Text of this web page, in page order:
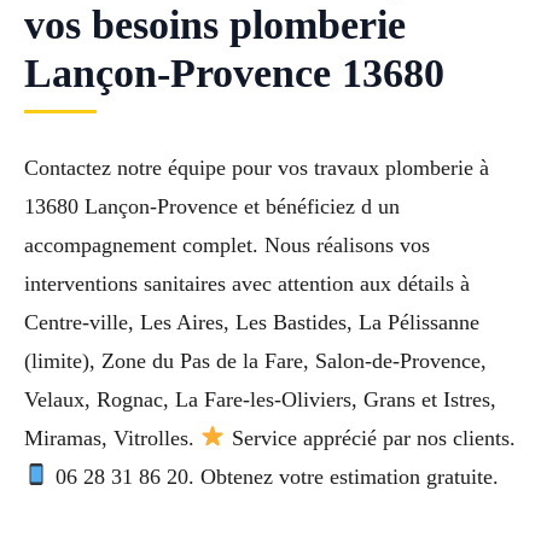
vos besoins plomberie
Lançon-Provence 13680
Contactez notre équipe pour vos travaux plomberie à
13680 Lançon-Provence et bénéficiez d un
accompagnement complet. Nous réalisons vos
interventions sanitaires avec attention aux détails à
Centre-ville, Les Aires, Les Bastides, La Pélissanne
(limite), Zone du Pas de la Fare, Salon-de-Provence,
Velaux, Rognac, La Fare-les-Oliviers, Grans et Istres,
Miramas, Vitrolles.
Service apprécié par nos clients.
06 28 31 86 20. Obtenez votre estimation gratuite.